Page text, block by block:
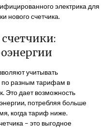
электрика для
нового счетчика.
учитывать
по разным тарифам в
Это дает возможность
потребляя больше
когда тариф ниже.
– это выгодное